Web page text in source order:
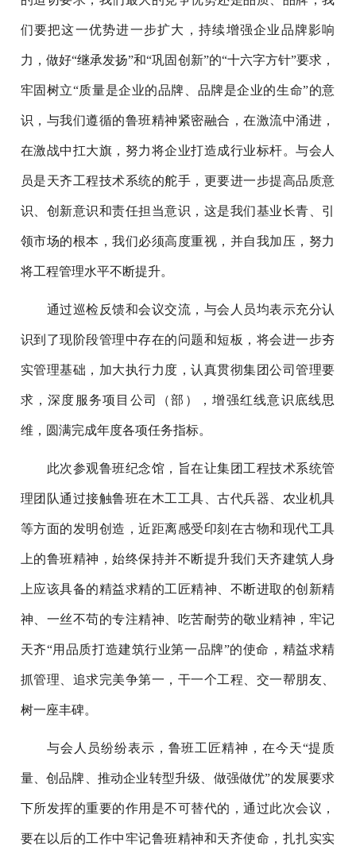
们要把这一优势进一步扩大，持续增强企业品牌影响
力，做好“继承发扬”和“巩固创新”的“十六字方针”要求，
牢固树立“质量是企业的品牌、品牌是企业的生命”的意
识，与我们遵循的鲁班精神紧密融合，在激流中涌进，
在激战中扛大旗，努力将企业打造成行业标杆。与会人
员是天齐工程技术系统的舵手，更要进一步提高品质意
识、创新意识和责任担当意识，这是我们基业长青、引
领市场的根本，我们必须高度重视，并自我加压，努力
将工程管理水平不断提升。
通过巡检反馈和会议交流，与会人员均表示充分认
识到了现阶段管理中存在的问题和短板，将会进一步夯
实管理基础，加大执行力度，认真贯彻集团公司管理要
求，深度服务项目公司（部），增强红线意识底线思
维，圆满完成年度各项任务指标。
此次参观鲁班纪念馆，旨在让集团工程技术系统管
理团队通过接触鲁班在木工工具、古代兵器、农业机具
等方面的发明创造，近距离感受印刻在古物和现代工具
上的鲁班精神，始终保持并不断提升我们天齐建筑人身
上应该具备的精益求精的工匠精神、不断进取的创新精
神、一丝不苟的专注精神、吃苦耐劳的敬业精神，牢记
天齐“用品质打造建筑行业第一品牌”的使命，精益求精
抓管理、追求完美争第一，干一个工程、交一帮朋友、
树一座丰碑。
与会人员纷纷表示，鲁班工匠精神，在今天“提质
量、创品牌、推动企业转型升级、做强做优”的发展要求
下所发挥的重要的作用是不可替代的，通过此次会议，
要在以后的工作中牢记鲁班精神和天齐使命，扎扎实实